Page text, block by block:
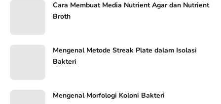
Cara Membuat Media Nutrient Agar dan Nutrient
Broth
Mengenal Metode Streak Plate dalam Isolasi
Bakteri
Mengenal Morfologi Koloni Bakteri